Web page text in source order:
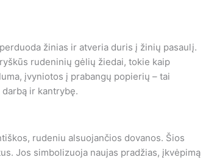
žinias ir atveria duris į žinių pasaulį.
rudeninių gėlių žiedai, tokie kaip
įvyniotos į prabangų popierių – tai
ir kantrybę.
rudeniu alsuojančios dovanos. Šios
Jos simbolizuoja naujas pradžias, įkvėpimą